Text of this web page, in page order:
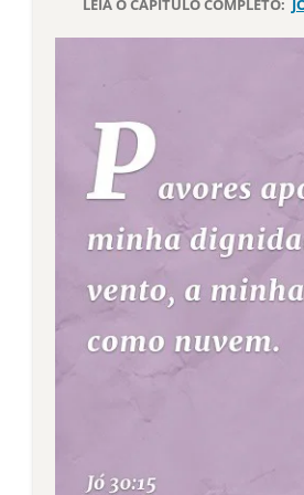
LEIA O CAPÍTULO COMPLETO: